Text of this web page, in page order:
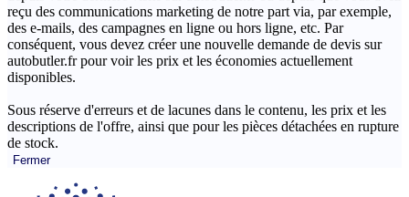
reçu des communications marketing de notre part via, par exemple,
des e-mails, des campagnes en ligne ou hors ligne, etc. Par
conséquent, vous devez créer une nouvelle demande de devis sur
autobutler.fr pour voir les prix et les économies actuellement
disponibles.
Sous réserve d'erreurs et de lacunes dans le contenu, les prix et les
descriptions de l'offre, ainsi que pour les pièces détachées en rupture
de stock.
Fermer